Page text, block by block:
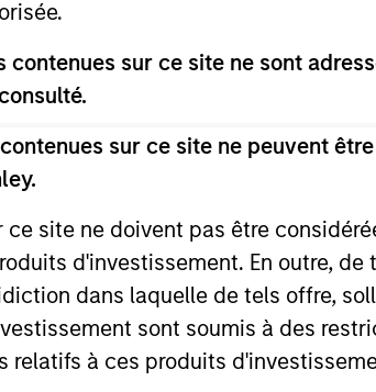
sur ce site ne sont
sur ce site ne peuvent
site ne doivent pas être
d'investissement. En outre,
dans laquelle de tels offre,
sont soumis à des
relatifs à ces produits
Business. He holds the Chartered